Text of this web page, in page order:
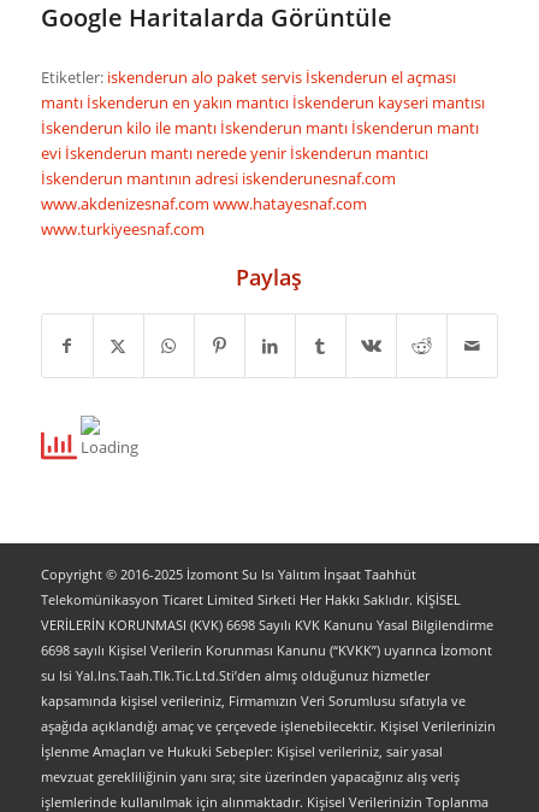
Google Haritalarda Görüntüle
Etiketler: iskenderun alo paket servis İskenderun el açması
mantı İskenderun en yakın mantıcı İskenderun kayseri mantısı
İskenderun kilo ile mantı İskenderun mantı İskenderun mantı
evi İskenderun mantı nerede yenir İskenderun mantıcı
İskenderun mantının adresi iskenderunesnaf.com
www.akdenizesnaf.com www.hatayesnaf.com
www.turkiyeesnaf.com
Paylaş
Copyright © 2016-2025 İzomont Su Isı Yalıtım İnşaat Taahhüt
Telekomünikasyon Ticaret Limited Sirketi Her Hakkı Saklıdır. KİŞİSEL
VERİLERİN KORUNMASI (KVK) 6698 Sayılı KVK Kanunu Yasal Bilgilendirme
6698 sayılı Kişisel Verilerin Korunması Kanunu (“KVKK”) uyarınca İzomont
su Isi Yal.Ins.Taah.Tlk.Tic.Ltd.Sti’den almış olduğunuz hizmetler
kapsamında kişisel verileriniz, Firmamızın Veri Sorumlusu sıfatıyla ve
aşağıda açıklandığı amaç ve çerçevede işlenebilecektir. Kişisel Verilerinizin
İşlenme Amaçları ve Hukuki Sebepler: Kişisel verileriniz, sair yasal
mevzuat gerekliliğinin yanı sıra; site üzerinden yapacağınız alış veriş
işlemlerinde kullanılmak için alınmaktadır. Kişisel Verilerinizin Toplanma